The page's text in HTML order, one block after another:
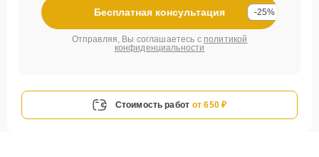
Бесплатная консультация -25%
Отправляя, Вы соглашаетесь с политикой
конфиденциальности
Стоимость работ от 650 ₽